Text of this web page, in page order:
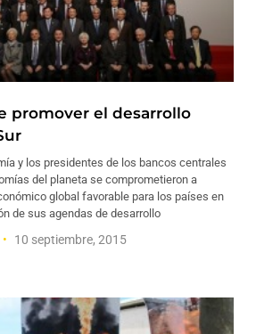
promover el desarrollo
y los presidentes de los bancos centrales
del planeta se comprometieron a
global favorable para los países en
de sus agendas de desarrollo
10 septiembre, 2015